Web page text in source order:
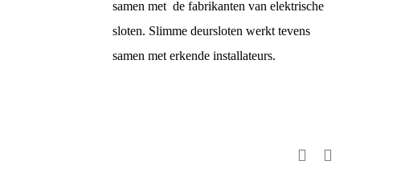
samen met de fabrikanten van elektrische
sloten. Slimme deursloten werkt tevens
samen met erkende installateurs.
facebookyoutube